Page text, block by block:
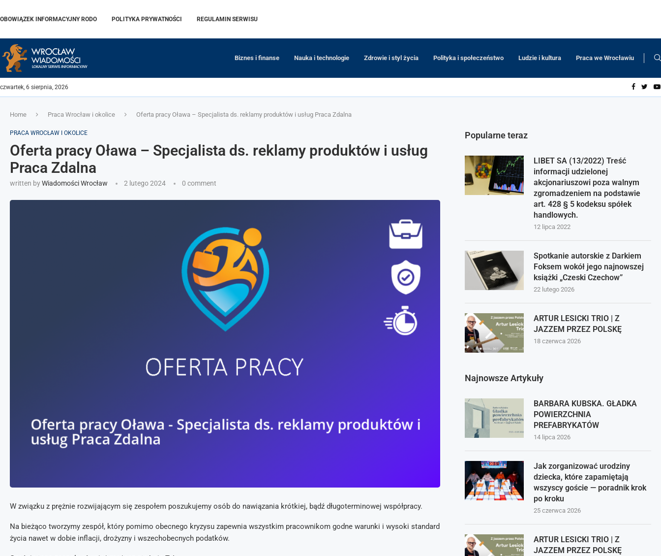
OBOWIĄZEK INFORMACYJNY RODO POLITYKA PRYWATNOŚCI REGULAMIN SERWISU
Biznes i finanse Nauka i technologie Zdrowie i styl życia Polityka i społeczeństwo Ludzie i kultura Praca we Wrocławiu
czwartek, 6 sierpnia, 2026
Home Praca Wrocław i okolice Oferta pracy Oława – Specjalista ds. reklamy produktów i usług Praca Zdalna
PRACA WROCŁAW I OKOLICE
Oferta pracy Oława – Specjalista ds. reklamy produktów i usług
Praca Zdalna
written byWiadomości Wrocław 2 lutego 2024 0 comment
W związku z prężnie rozwijającym się zespołem poszukujemy osób do nawiązania krótkiej, bądź długoterminowej współpracy.
Na bieżąco tworzymy zespół, który pomimo obecnego kryzysu zapewnia wszystkim pracownikom godne warunki i wysoki standard
życia nawet w dobie inflacji, drożyzny i wszechobecnych podatków.
Popularne teraz
LIBET SA (13/2022) Treść
informacji udzielonej
akcjonariuszowi poza walnym
zgromadzeniem na podstawie
art. 428 § 5 kodeksu spółek
handlowych.
12 lipca 2022
Spotkanie autorskie z Darkiem
Foksem wokół jego najnowszej
książki „Czeski Czechow”
22 lutego 2026
ARTUR LESICKI TRIO | Z
JAZZEM PRZEZ POLSKĘ
18 czerwca 2026
Najnowsze Artykuły
BARBARA KUBSKA. GŁADKA
POWIERZCHNIA
PREFABRYKATÓW
14 lipca 2026
Jak zorganizować urodziny
dziecka, które zapamiętają
wszyscy goście — poradnik krok
po kroku
25 czerwca 2026
ARTUR LESICKI TRIO | Z
JAZZEM PRZEZ POLSKĘ